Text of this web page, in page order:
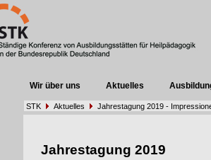
Wir über uns Aktuelles
STK Aktuelles Jahrestagung 2019 -
Jahrestagung 2019